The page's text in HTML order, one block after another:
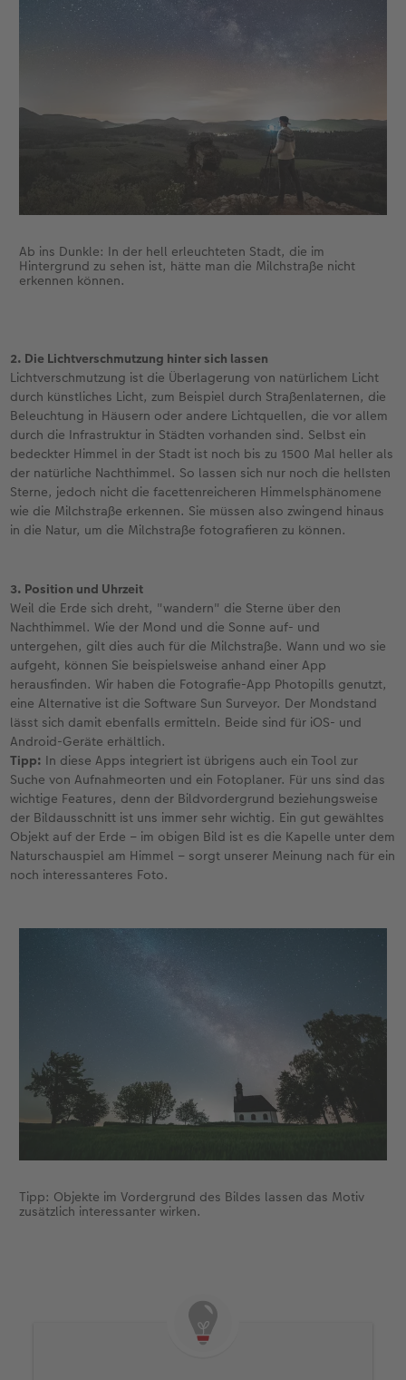
Ab ins Dunkle: In der hell erleuchteten Stadt, die im
Hintergrund zu sehen ist, hätte man die Milchstraße nicht
erkennen können.
2. Die Lichtverschmutzung hinter sich lassen
Lichtverschmutzung ist die Überlagerung von natürlichem Licht
durch künstliches Licht, zum Beispiel durch Straßenlaternen, die
Beleuchtung in Häusern oder andere Lichtquellen, die vor allem
durch die Infrastruktur in Städten vorhanden sind. Selbst ein
bedeckter Himmel in der Stadt ist noch bis zu 1500 Mal heller als
der natürliche Nachthimmel. So lassen sich nur noch die hellsten
Sterne, jedoch nicht die facettenreicheren Himmelsphänomene
wie die Milchstraße erkennen. Sie müssen also zwingend hinaus
in die Natur, um die Milchstraße fotografieren zu können.
3. Position und Uhrzeit
Weil die Erde sich dreht, "wandern" die Sterne über den
Nachthimmel. Wie der Mond und die Sonne auf- und
untergehen, gilt dies auch für die Milchstraße. Wann und wo sie
aufgeht, können Sie beispielsweise anhand einer App
herausfinden. Wir haben die Fotografie-App Photopills genutzt,
eine Alternative ist die Software Sun Surveyor. Der Mondstand
lässt sich damit ebenfalls ermitteln. Beide sind für iOS- und
Android-Geräte erhältlich.
Tipp: In diese Apps integriert ist übrigens auch ein Tool zur
Suche von Aufnahmeorten und ein Fotoplaner. Für uns sind das
wichtige Features, denn der Bildvordergrund beziehungsweise
der Bildausschnitt ist uns immer sehr wichtig. Ein gut gewähltes
Objekt auf der Erde – im obigen Bild ist es die Kapelle unter dem
Naturschauspiel am Himmel – sorgt unserer Meinung nach für ein
noch interessanteres Foto.
Tipp: Objekte im Vordergrund des Bildes lassen das Motiv
zusätzlich interessanter wirken.